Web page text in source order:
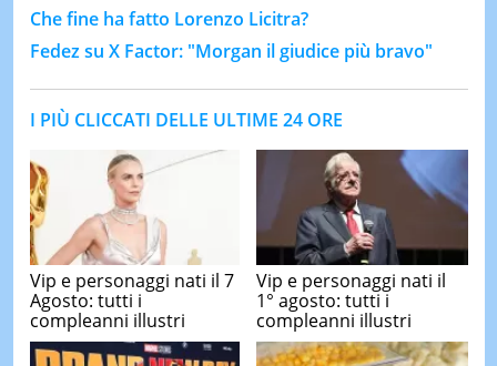
Che fine ha fatto Lorenzo Licitra?
Fedez su X Factor: "Morgan il giudice più bravo"
I PIÙ CLICCATI DELLE ULTIME 24 ORE
Vip e personaggi nati il 7
Agosto: tutti i
compleanni illustri
Vip e personaggi nati il
1° agosto: tutti i
compleanni illustri